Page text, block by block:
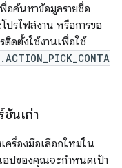
พื่อค้นหาข้อมูลรายชื่อ
ปรไฟล์งาน หรือการขอ
ดตั้งใช้งานเพื่อใช้
นเก่า
รื่องมือเลือกใหม่ใน
ปของคุณจะกำหนดเป้า